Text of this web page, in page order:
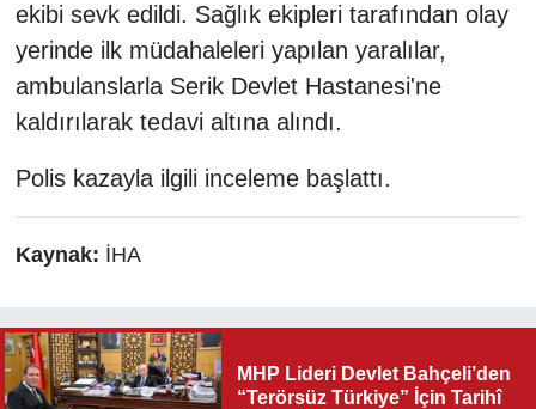
ekibi sevk edildi. Sağlık ekipleri tarafından olay
yerinde ilk müdahaleleri yapılan yaralılar,
ambulanslarla Serik Devlet Hastanesi'ne
kaldırılarak tedavi altına alındı.
Polis kazayla ilgili inceleme başlattı.
Kaynak: İHA
MHP Lideri Devlet Bahçeli’den
“Terörsüz Türkiye” İçin Tarihî